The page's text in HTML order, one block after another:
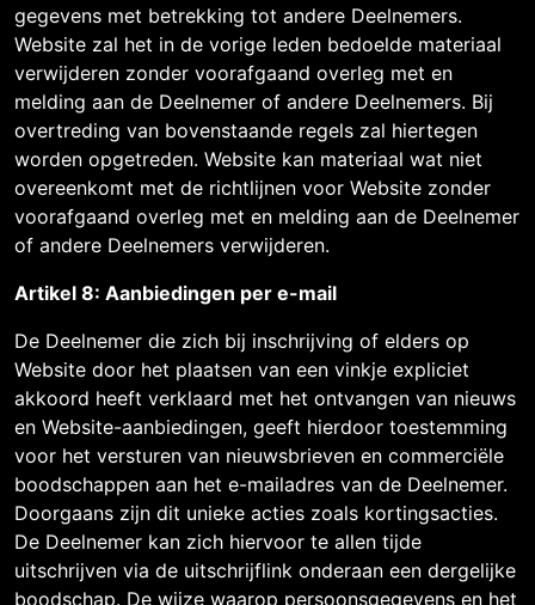
gegevens met betrekking tot andere Deelnemers.
Website zal het in de vorige leden bedoelde materiaal
verwijderen zonder voorafgaand overleg met en
melding aan de Deelnemer of andere Deelnemers. Bij
overtreding van bovenstaande regels zal hiertegen
worden opgetreden. Website kan materiaal wat niet
overeenkomt met de richtlijnen voor Website zonder
voorafgaand overleg met en melding aan de Deelnemer
of andere Deelnemers verwijderen.
Artikel 8: Aanbiedingen per e-mail
De Deelnemer die zich bij inschrijving of elders op
Website door het plaatsen van een vinkje expliciet
akkoord heeft verklaard met het ontvangen van nieuws
en Website-aanbiedingen, geeft hierdoor toestemming
voor het versturen van nieuwsbrieven en commerciële
boodschappen aan het e-mailadres van de Deelnemer.
Doorgaans zijn dit unieke acties zoals kortingsacties.
De Deelnemer kan zich hiervoor te allen tijde
uitschrijven via de uitschrijflink onderaan een dergelijke
boodschap. De wijze waarop persoonsgegevens en het